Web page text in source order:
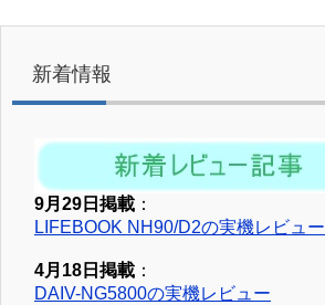
新着情報
9月29日掲載 ：
LIFEBOOK NH90/D2の実機レビュー
4月18日掲載 ：
DAIV-NG5800の実機レビュー